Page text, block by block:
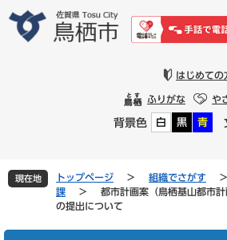
文
はじめての
ふりがな や
背景色 白 黒 青
現在地 トップページ > 組織でさがす >
課
>
都市計画案（鳥栖基山都市
の提出について